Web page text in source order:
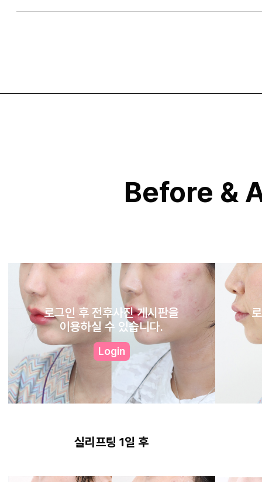
Before &
로그인 후 전후사진 게시판을
이용하실 수 있습니다.
Login
실리프팅 1일 후